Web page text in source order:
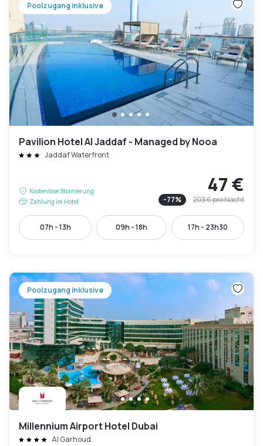
Poolzugang inklusive
Pavilion Hotel Al Jaddaf - Managed by Nooa
Jaddaf Waterfront
Kostenlose Stornierung
Zahlung im Hotel
47 €
-77% 203 €pro Nacht
07h - 13h 09h - 18h 17h - 23h30
Poolzugang inklusive
Millennium Airport Hotel Dubai
Al Garhoud